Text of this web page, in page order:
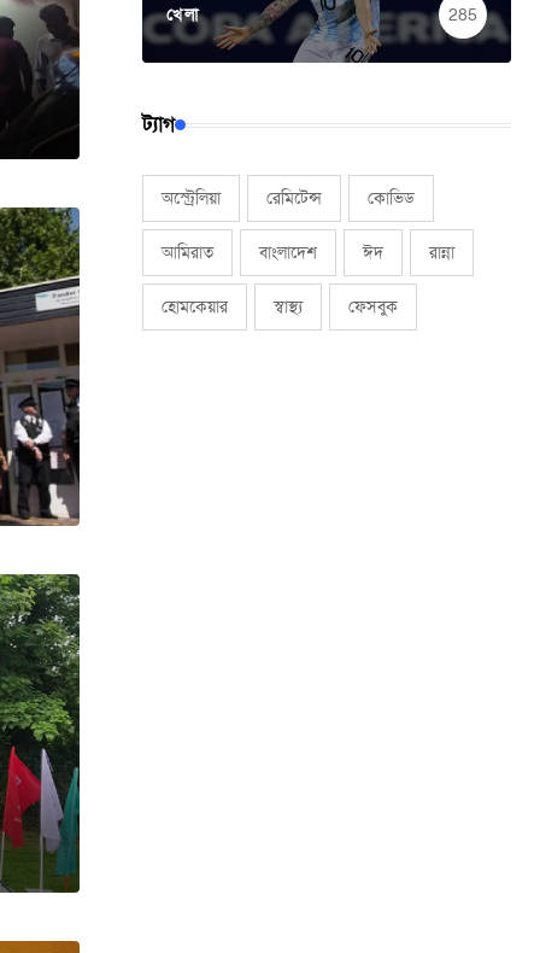
খেলা 285
ট্যাগ
অস্ট্রেলিয়া রেমিটেন্স কোভিড
আমিরাত বাংলাদেশ ঈদ রান্না
হোমকেয়ার স্বাস্থ্য ফেসবুক